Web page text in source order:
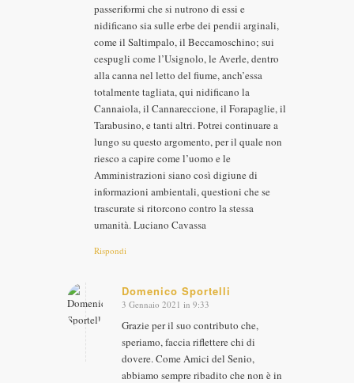
passeriformi che si nutrono di essi e
nidificano sia sulle erbe dei pendii arginali,
come il Saltimpalo, il Beccamoschino; sui
cespugli come l’Usignolo, le Averle, dentro
alla canna nel letto del fiume, anch’essa
totalmente tagliata, qui nidificano la
Cannaiola, il Cannareccione, il Forapaglie, il
Tarabusino, e tanti altri. Potrei continuare a
lungo su questo argomento, per il quale non
riesco a capire come l’uomo e le
Amministrazioni siano così digiune di
informazioni ambientali, questioni che se
trascurate si ritorcono contro la stessa
umanità. Luciano Cavassa
Rispondi
Domenico Sportelli
dice:
3 Gennaio 2021 in 9:33
Grazie per il suo contributo che,
speriamo, faccia riflettere chi di
dovere. Come Amici del Senio,
abbiamo sempre ribadito che non è in